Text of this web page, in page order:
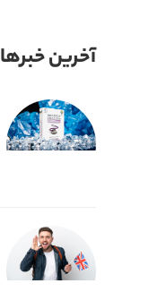
آخرین خبرها